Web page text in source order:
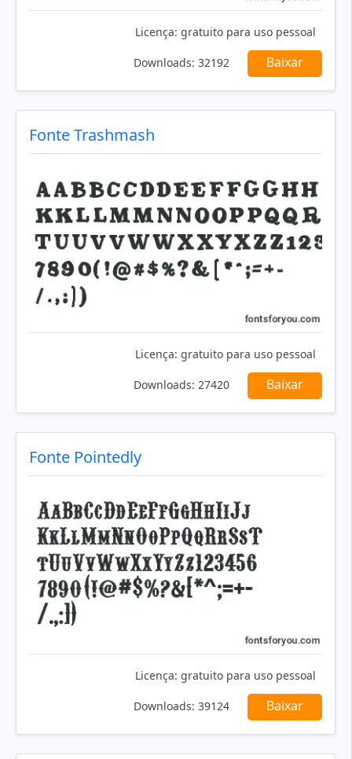
Licença: gratuito para uso pessoal
Downloads: 32192 Baixar
Fonte Trashmash
Licença: gratuito para uso pessoal
Downloads: 27420 Baixar
Fonte Pointedly
Licença: gratuito para uso pessoal
Downloads: 39124 Baixar